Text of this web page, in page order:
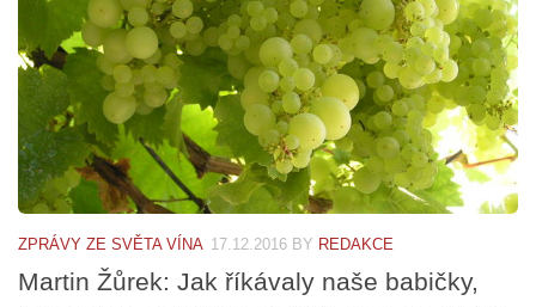
ZPRÁVY ZE SVĚTA VÍNA 17.12.2016 BY REDAKCE
Martin Žůrek: Jak říkávaly naše babičky,